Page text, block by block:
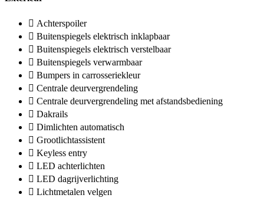
Achterspoiler
Buitenspiegels elektrisch inklapbaar
Buitenspiegels elektrisch verstelbaar
Buitenspiegels verwarmbaar
Bumpers in carrosseriekleur
Centrale deurvergrendeling
Centrale deurvergrendeling met afstandsbediening
Dakrails
Dimlichten automatisch
Grootlichtassistent
Keyless entry
LED achterlichten
LED dagrijverlichting
Lichtmetalen velgen